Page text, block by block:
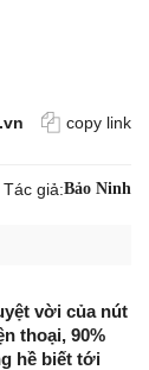
copy link
Tác giả:Bảo Ninh
vời của nút
thoại, 90%
hề biết tới